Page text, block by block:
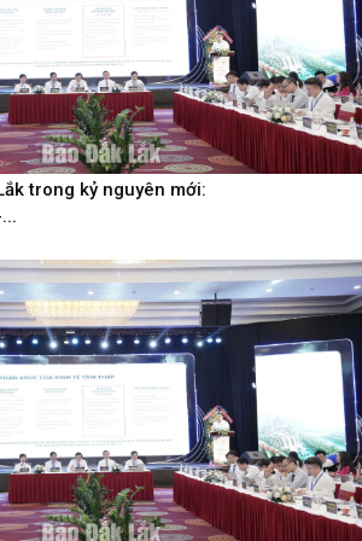
trong kỷ nguyên mới: